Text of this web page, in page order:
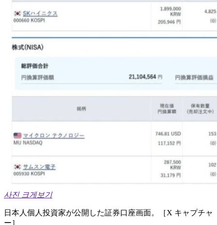
사진 크게보기
日本人個人投資家が公開した証券口座画面。［X キャプチャ
ー］